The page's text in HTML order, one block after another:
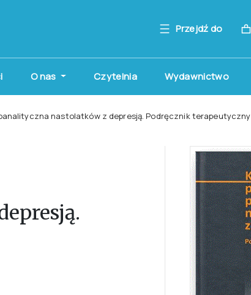
Przejdź do
O nas Czytelnia Wydawnictwo
nastolatków z depresją. Podręcznik terapeutyczny